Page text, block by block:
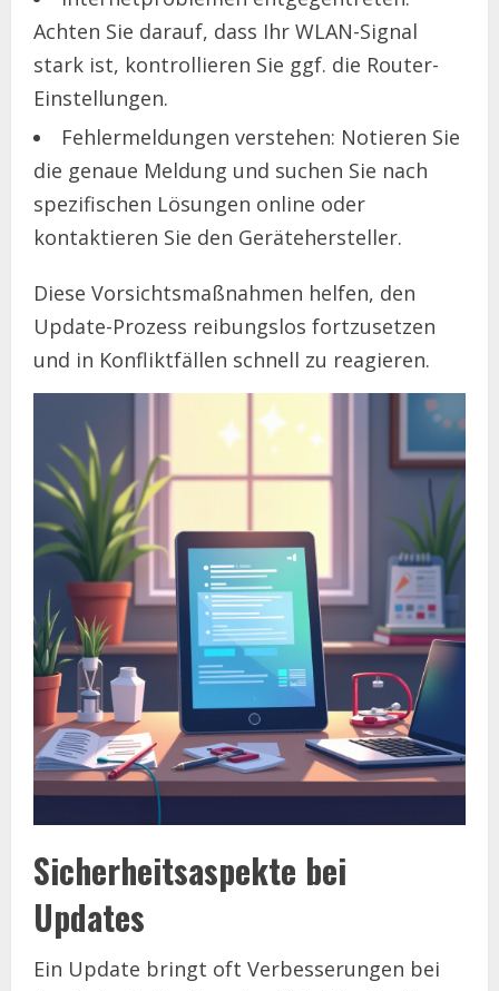
Achten Sie darauf, dass Ihr WLAN-Signal
stark ist, kontrollieren Sie ggf. die Router-
Einstellungen.
Fehlermeldungen verstehen: Notieren Sie
die genaue Meldung und suchen Sie nach
spezifischen Lösungen online oder
kontaktieren Sie den Gerätehersteller.
Diese Vorsichtsmaßnahmen helfen, den
Update-Prozess reibungslos fortzusetzen
und in Konfliktfällen schnell zu reagieren.
Sicherheitsaspekte bei
Updates
Ein Update bringt oft Verbesserungen bei